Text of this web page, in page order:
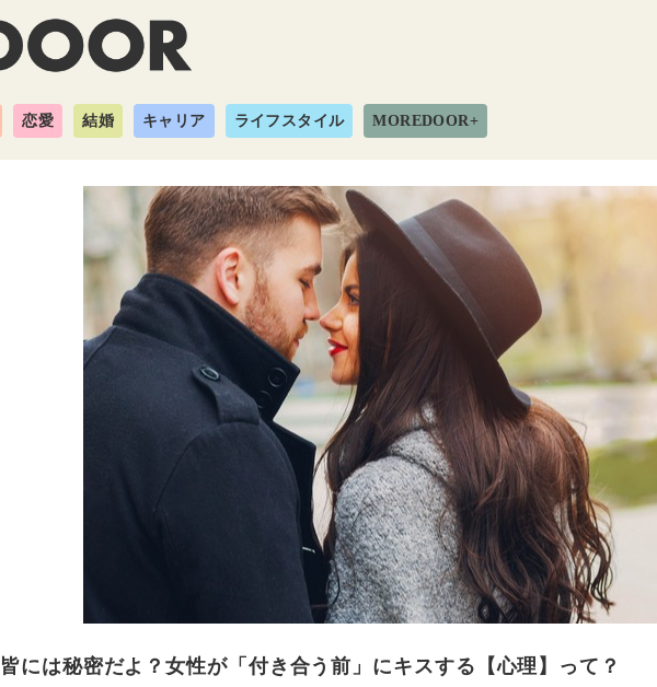
恋愛 結婚 キャリア ライフスタイル MOREDOOR+
皆には秘密だよ？女性が「付き合う前」にキスする【心理】って？